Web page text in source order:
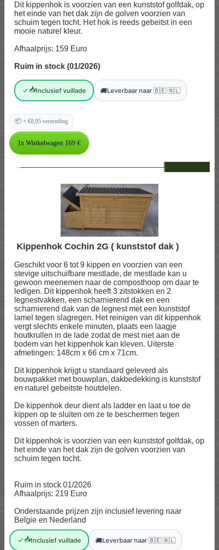
Dit kippenhok is voorzien van een kunststof golfdak, op
het einde van het dak zijn de golven voorzien van
schuim tegen tocht. Het hok is reeds gebeitst in een
mooie naturel kleur.
Afhaalprijs: 159 Euro
Ruim in stock (01/2026)
📥Inclusief vuillade 🚚Leverbaar naar 🇧🇪 🇳🇱
📦 + €8,95 verzending
--
Kippenhok Cochin 2G ( kunststof dak )
Geschikt voor 6 tot 9 kippen en voorzien van een
stevige uitschuifbare mestlade, de mestlade kan u
gewoon meenemen naar de composthoop om daar te
ledigen. Dit kippenhok heeft 3 zitstokken en 2
legnestvakken, een scharnierend dak en een
scharnierend dak van de legnest met een kunststof
lamel tegen slagregen. Het reinigen van dit kippenhok
vergt slechts enkele minuten, plaats een laagje
houtkrullen in de lade zodat de mest niet aan de
bodem van het kippenhok kan kleven. Uiterste
afmetingen: 148cm x 66 cm x 71cm.
Dit kippenhok krijgt u standaard geleverd als
bouwpakket met bouwplan, dakbedekking is kunststof
en naturel gebeitste houtdelen.
De kippenhok deur dient als ladder en laat u toe de
kippen op te sluiten om ze te beschermen tegen
vossen of marters.
Dit kippenhok is voorzien van een kunststof golfdak, op
het einde van het dak zijn de golven voorzien van
schuim tegen tocht.
Ruim in stock 01/2026
Afhaalprijs: 219 Euro
Onderstaande prijzen zijn inclusief levering naar
Belgie en Nederland
📥Inclusief vuillade 🚚Leverbaar naar 🇧🇪 🇳🇱